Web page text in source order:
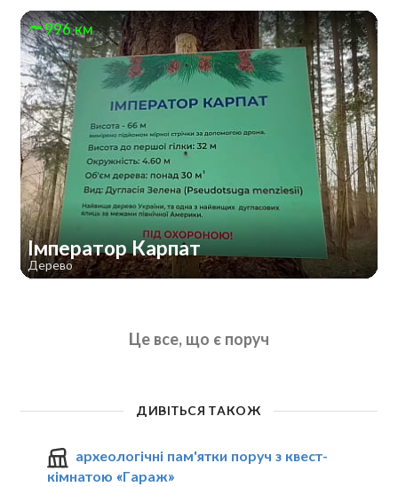
996 км
Імператор Карпат
Дерево
Це все, що є поруч
ДИВІТЬСЯ ТАКОЖ
археологічні пам'ятки поруч з квест-
кімнатою «Гараж»